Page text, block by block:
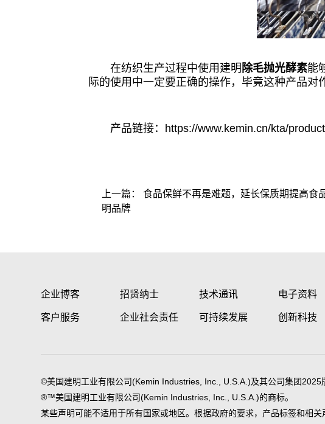
在纺织生产过程中使用建明 除毛抛光酵素能
际的使用中一定要正确的操作，毕竟这种产品对
产品链接： https://www.kemin.cn/kta/
上一篇：
食品保鲜不再是难题，延长保质期提高食
明品牌
企业博客 招贤纳士 技术通讯 电子资料
客户服务 企业社会责任 可持续发展 创新科技
©美国建明工业有限公司(Kemin Industries, Inc., U.S.A.)及其公司集团2025
®™美国建明工业有限公司(Kemin Industries, Inc., U.S.A.)的商标。
某些声明可能不适用于所有国家或地区。根据政府的要求，产品标签和相关